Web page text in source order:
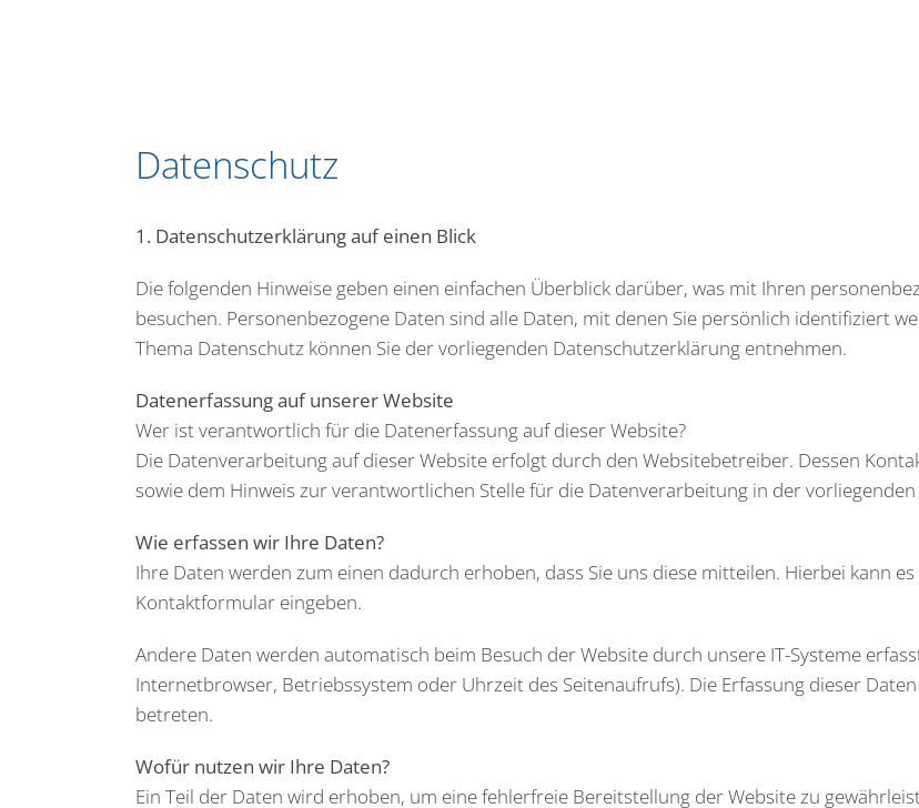
Datenschutz
1. Datenschutzerklärung auf einen Blick
Die folgenden Hinweise geben einen einfachen Überblick darüber, was mit Ihren
besuchen. Personenbezogene Daten sind alle Daten, mit denen Sie persönlich identifiziert
Thema Datenschutz können Sie der vorliegenden Datenschutzerklärung entnehmen.
Datenerfassung auf unserer Website
Wer ist verantwortlich für die Datenerfassung auf dieser Website?
Die Datenverarbeitung auf dieser Website erfolgt durch den Websitebetreiber. Dessen
sowie dem Hinweis zur verantwortlichen Stelle für die Datenverarbeitung in der
Wie erfassen wir Ihre Daten?
Ihre Daten werden zum einen dadurch erhoben, dass Sie uns diese mitteilen. Hierbei kann
Kontaktformular eingeben.
Andere Daten werden automatisch beim Besuch der Website durch unsere IT-Systeme
Internetbrowser, Betriebssystem oder Uhrzeit des Seitenaufrufs). Die Erfassung dieser
betreten.
Wofür nutzen wir Ihre Daten?
Ein Teil der Daten wird erhoben, um eine fehlerfreie Bereitstellung der Website zu